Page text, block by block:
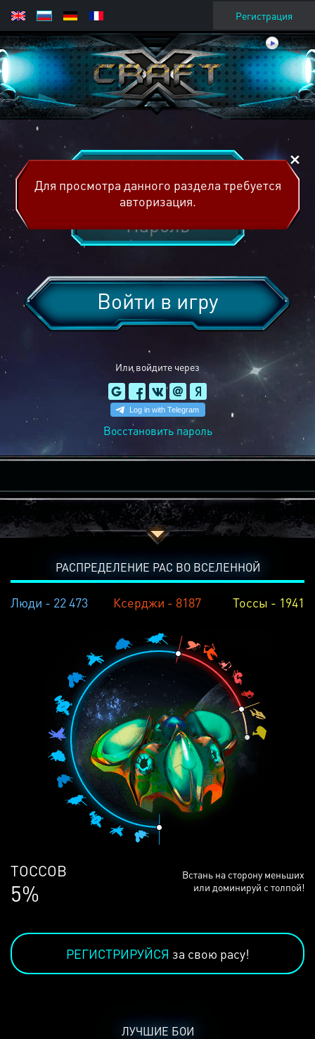
Регистрация
Или войдите через
Войти в игру
Восстановить пароль
Для просмотра данного раздела требуется
авторизация.
РАСПРЕДЕЛЕНИЕ РАС ВО ВСЕЛЕННОЙ
Люди - 22 473 Ксерджи - 8187 Тоссы - 1941
ЛЮДЕЙ
68%
Встань на сторону меньших
или доминируй с толпой!
РЕГИСТРИРУЙСЯ за свою расу!
ЛУЧШИЕ БОИ